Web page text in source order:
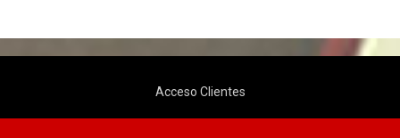
Acceso Clientes